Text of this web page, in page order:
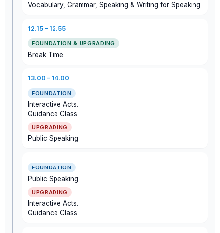
Vocabulary, Grammar, Speaking & Writing for Speaking
12.15 – 12.55
Break Time
13.00 – 14.00
Interactive Acts.
Guidance Class
Public Speaking
Public Speaking
Interactive Acts.
Guidance Class